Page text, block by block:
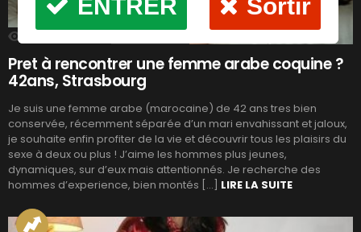
Pret à rencontrer une femme arabe coquine ?
42ans, Strasbourg
Je suis une femme arabe (marocaine) de 42 ans tres bien
conservée, récemment séparée d’un mari envahissant et jaloux,
je souhaite enfin profiter de la vie et découvrir tous les plaisirs du
sexe à deux ou plus ! J’aime les hommes plus jeunes,
dynamiques, sur d’eux mais attentionnés. Je recherche des
hommes d’experience, bien montés […] LIRE LA SUITE